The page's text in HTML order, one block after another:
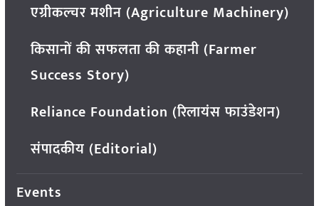
एग्रीकल्चर मशीन (Agriculture Machinery)
किसानों की सफलता की कहानी (Farmer
Success Story)
Reliance Foundation (रिलायंस फाउंडेशन)
संपादकीय (Editorial)
Events